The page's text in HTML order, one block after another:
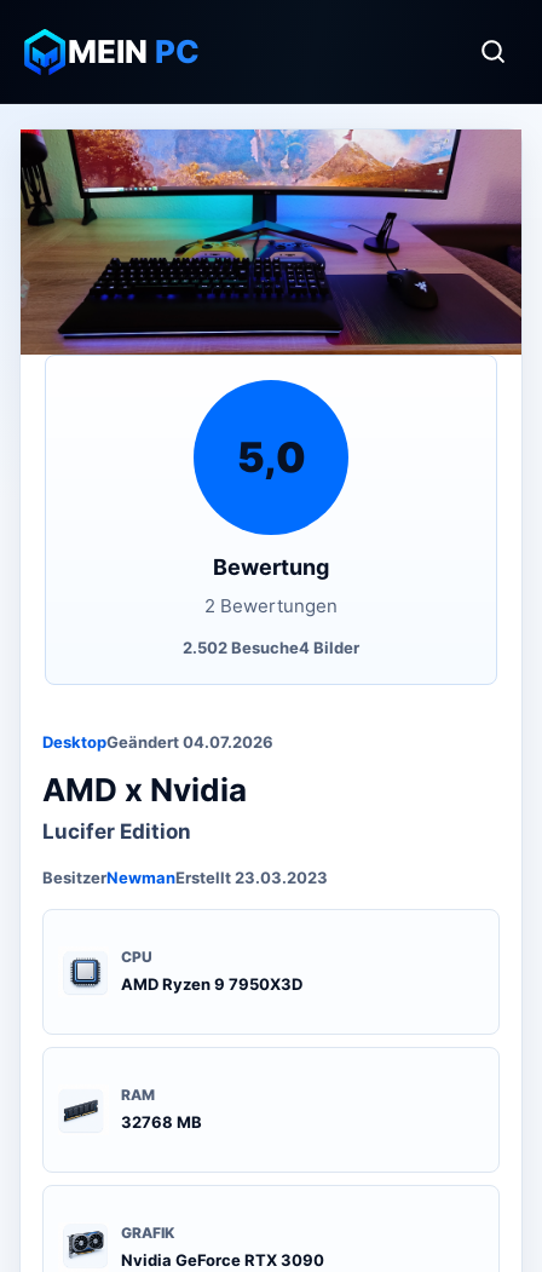
MEIN PC
DesktopGeändert 04.07.2026
AMD x Nvidia
Lucifer Edition
BesitzerNewmanErstellt 23.03.2023
CPU
AMD Ryzen 9 7950X3D
RAM
32768 MB
GRAFIK
Nvidia GeForce RTX 3090
5,0
Bewertung
2 Bewertungen
2.502 Besuche4 Bilder